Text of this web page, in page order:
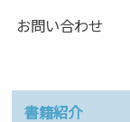
お問い合わせ
書籍紹介